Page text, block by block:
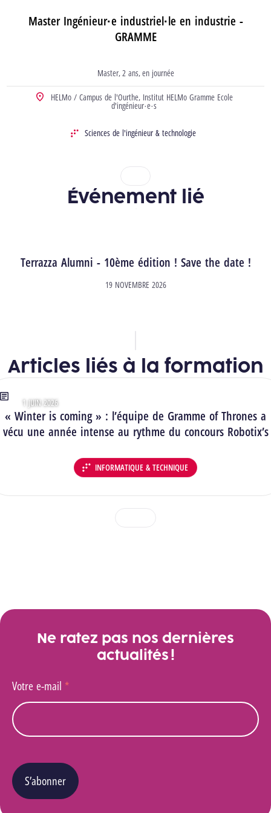
Master Ingénieur·e industriel·le en industrie -
GRAMME
Type d’études
Masterdurée
2 anshoraire
en journée
Localisation
HELMo / Campus de l'Ourthe, Institut HELMo Gramme Ecole
d'ingénieur·e·s
Sciences de l'ingénieur & technologie
1
Événement lié
Terrazza Alumni - 10ème édition ! Save the date !
19 NOVEMBRE 2026
Articles liés à la formation
« Winter is coming » : l’équipe de Gramme of Thrones a
vécu une année intense au rythme du concours Robotix’s
Type : Articles
1 JUIN 2026
DÉPARTEMENT :
INFORMATIQUE & TECHNIQUE
1 2
Ne ratez pas nos dernières
actualités !
Votre e-mail *
S’abonner